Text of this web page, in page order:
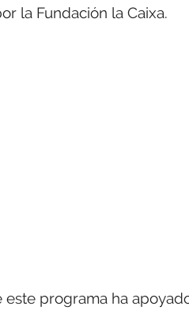
la Fundación la Caixa.
este programa ha